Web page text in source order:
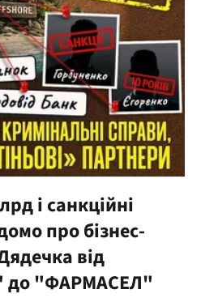
і санкційні
про бізнес-
від
до "ФАРМАСЕЛ"